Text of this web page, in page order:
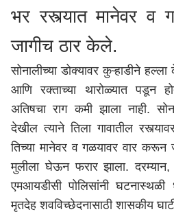
भर रस्त्यात मानेवर व
जागीच ठार केले.
सोनालीच्या डोक्यावर कुऱ्हाडीने
आणि रक्ताच्या थारोळ्यात पडून
अतिषचा राग कमी झाला नाही.
देखील त्याने तिला गावातील
तिच्या मानेवर व गळयावर वार करून
मुलीला घेऊन फरार झाला. दरम्यान,
एमआयडीसी पोलिसांनी
मृतदेह शवविच्छेदनासाठी शासकीय